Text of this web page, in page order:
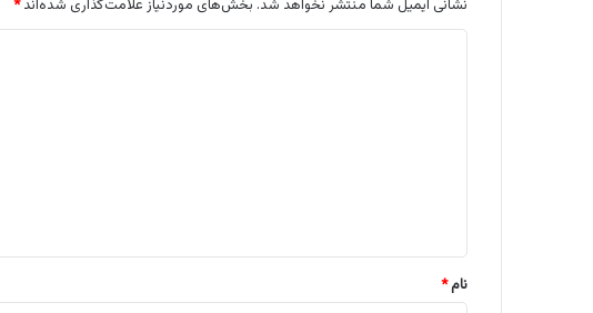
نشانی ایمیل شما منتشر نخواهد شد. بخش‌های موردنیاز علامت‌گذاری شده‌اند*
نام*